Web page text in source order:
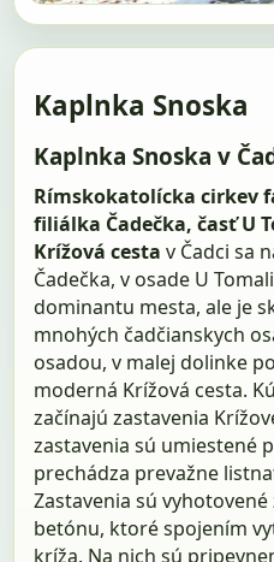
Kaplnka Snoska
Kaplnka Snoska v
Rímskokatolícka cirkev
filiálka Čadečka, časť U
Krížová cestav Čadci sa
Čadečka, v osade U
dominantu mesta, ale je
mnohých čadčianskych
osadou, v malej dolinke
moderná Krížová cesta.
začínajú zastavenia
zastavenia sú umiestené
prechádza prevažne
Zastavenia sú
betónu, ktoré spojením
kríža. Na nich sú